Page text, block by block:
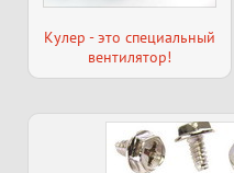
Кулер - это специальный
вентилятор!